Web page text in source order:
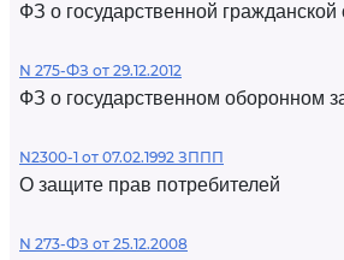
ФЗ о государственной гражданской
N 275-ФЗ от 29.12.2012
ФЗ о государственном оборонном
N2300-1 от 07.02.1992 ЗППП
О защите прав потребителей
N 273-ФЗ от 25.12.2008